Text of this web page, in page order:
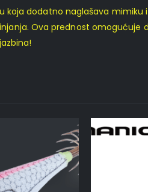
dodatno naglašava mimiku
Ova prednost omogućuje